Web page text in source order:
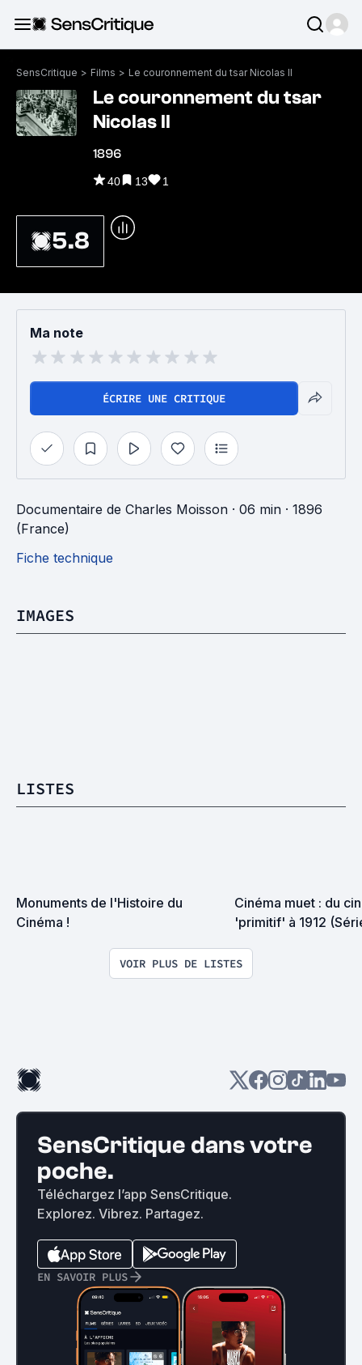
SensCritique > Films > Le couronnement du tsar Nicolas II
Le couronnement du tsar
Nicolas II
1896
40 13 1
5.8
Ma note
ÉCRIRE UNE CRITIQUE
Documentaire de Charles Moisson · 06 min · 1896
(France)
Fiche technique
IMAGES
LISTES
Monuments de l'Histoire du
Cinéma !
Cinéma muet : du
'primitif' à 1912
VOIR PLUS DE LISTES
SensCritique dans votre
poche.
Téléchargez l’app SensCritique.
Explorez. Vibrez. Partagez.
EN SAVOIR PLUS